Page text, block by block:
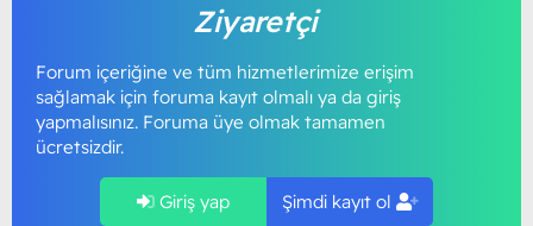
Ziyaretçi
Forum içeriğine ve tüm hizmetlerimize erişim
sağlamak için foruma kayıt olmalı ya da giriş
yapmalısınız. Foruma üye olmak tamamen
ücretsizdir.
Giriş yap Şimdi kayıt ol